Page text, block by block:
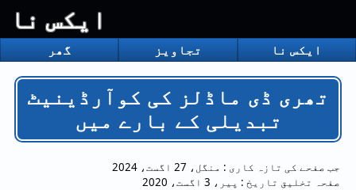
ایکس نا
گھر تجاویز ایکس نا
تھری ڈی ماڈلز کی کوآرڈینیٹ
تبدیلی کے بارے میں
جب صفحے کی تازہ کاری : منگل، 27 اگست، 2024
صفحہ تخلیق تاریخ : پیر، 3 اگست، 2020